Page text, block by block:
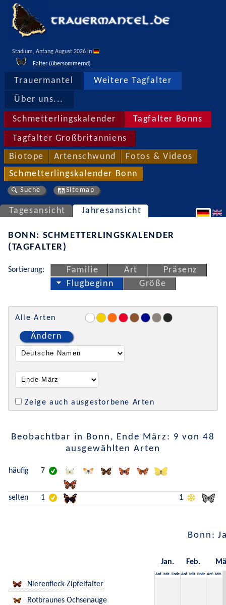
Stadium, Anfang August 2026 in
Falter (übersommernd)
Trauermantel Weitere Tagfalter
Über uns...
Schmetterlingskalender Tagfalter Bonns
Tagfalter Großbritanniens
Biotope Artenschwund Fotos & Videos
Schmetterlingskalender Bonn
Suche Sitemap
Tagesansicht Jahresansicht
BONN: SCHMETTERLINGSKALENDER
(TAGFALTER)
Sortierung: Familie Art
Präsenz
Flugbeginn
Größe
Alle Arten
Ändern
Zeige auch ausgestorbene Arten
Beobachtbar in Bonn, Ende März: 9 von 48
ausgewählten Arten
häufig 7
selten 1 1
Bonn:
Jan. Feb.
Anf. Mit. Ende Anf. Mit. Ende Anf. Mit.
Nierenfleck-Zipfelfalter
Rotbraunes Ochsenauge